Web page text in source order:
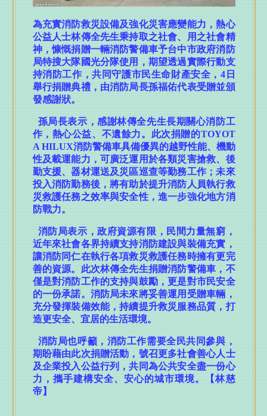
城市、經貿產業及棒球交流合作
歡慶父親節！《台中通TCPASS》APP 攜手在地名店端
好康 帶爸爸輕鬆享優惠
市府地稅局超暖心！主動通知身障家庭免牌照稅 每年
助民減免逾千萬元
氣球、熱門電影接力登場 一路玩到8月底
森林與濱海的夏季涼感 台中山海露營消暑趣
台中海線就業大募集！8/15聯合徵才釋960職缺 21家
企業強勢搶人才!
中捷跨界聯名綠美圖！ 第二屆兒童創意繪畫比賽8/7熱
烈開跑
努比授權好禮
全球動畫高手過招！2026台中國際動畫影展65部作品
入圍揭曉「VIBE，脈動」主視覺亮相
北區太平附幼攜手警二分局 化身交通安全小尖兵
超商購物不到5分鐘 三分局交通分隊警揪出肇逃、違
停誰也沒躲過
備戰2026城鎮韌性演習 市府消防局啟動防空避難疏
散預演
台中鍋烤節五大組別暫居第一名店揭曉 經發局長張
峯源親貼「領鮮獎」邀全民衝刺最後人氣
中捷南屯站土地開發共構大樓開工動土！公私協力打
為充實消防救災設備及強化災害應變能力，熱心
公益人士林傳全先生秉持取之社會、用之社會精
神，慷慨捐贈一輛消防警備車予台中市政府消防
局特搜大隊國光分隊使用，期望透過實際行動支
持消防工作，共同守護市民生命財產安全， 4日
舉行捐贈典禮，由消防局長孫福佑代表受贈並頒
發感謝狀。
孫局長表示，感謝林傳全先生長期關心消防工
作，熱心公益、不遺餘力。此次捐贈的TOYOT
A HILUX消防警備車具備優異的越野性能、機動
性及載運能力，可廣泛運用於各類災害搶救、後
勤支援、器材運送及災區巡查等勤務工作；未來
投入消防勤務後，將有助於提升消防人員執行救
災救護任務之效率與安全性，進一步強化地方消
防戰力。
消防局表示，政府資源有限，民間力量無窮，
近年來社會各界持續支持消防建設與裝備充實，
讓消防同仁在執行各項救災救護任務時擁有更完
善的資源。此次林傳全先生捐贈消防警備車，不
僅是對消防工作的支持與鼓勵，更是對市民安全
的一份承諾。消防局未來將妥善運用受贈車輛，
充分發揮裝備效能，持續提升救災服務品質，打
造更安全、宜居的生活環境。
消防局也呼籲，消防工作需要全民共同參與，
期盼藉由此次捐贈活動，號召更多社會善心人士
及企業投入公益行列，共同為公共安全盡一份心
力，攜手建構安全、安心的城市環境。【林慈
帝】